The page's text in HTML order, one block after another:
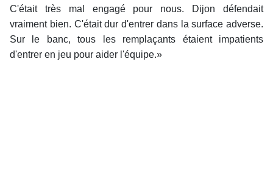
C'était très mal engagé pour nous. Dijon défendait
vraiment bien. C'était dur d'entrer dans la surface adverse.
Sur le banc, tous les remplaçants étaient impatients
d'entrer en jeu pour aider l'équipe.»